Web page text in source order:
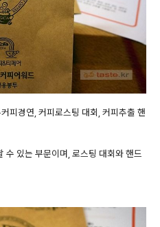
피경연, 커피로스팅 대회 , 커피추출 핸
수 있는 부문이며, 로스팅 대회와핸드